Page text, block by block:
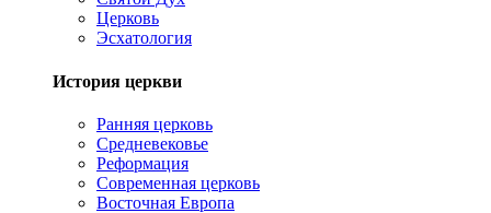
Церковь
Эсхатология
История церкви
Ранняя церковь
Средневековье
Реформация
Современная церковь
Восточная Европа